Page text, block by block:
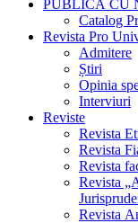
PUBLICĂ CU
Catalog
Revista Pro
Admitere
Știri
Opinia
Interviuri
Reviste
Revista
Revista
Revista
Revista
Revista